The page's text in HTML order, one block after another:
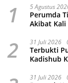
1 5 Agustus
Perumda
Akibat Kali
2 31 Juli 2026
Terbukti
Kadishub
31 Juli 2026